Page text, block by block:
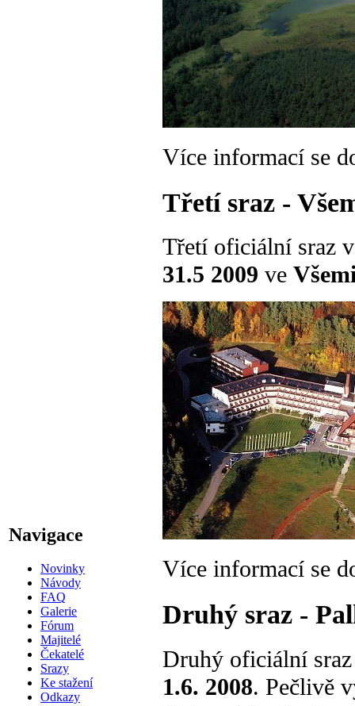
Navigace
Novinky
Návody
FAQ
Galerie
Fórum
Majitelé
Čekatelé
Srazy
Ke stažení
Odkazy
Více informací se
Třetí sraz -
Třetí oficiální sraz
31.5 2009 ve
Více informací se
Druhý sraz -
Druhý oficiální
1.6. 2008. Pečlivě